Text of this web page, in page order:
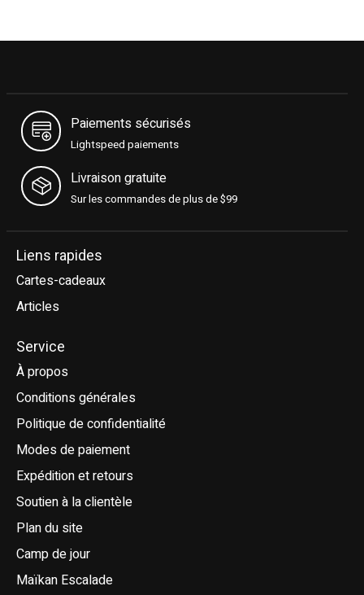
Paiements sécurisés
Lightspeed paiements
Livraison gratuite
Sur les commandes de plus de $99
Liens rapides
Cartes-cadeaux
Articles
Service
À propos
Conditions générales
Politique de confidentialité
Modes de paiement
Expédition et retours
Soutien à la clientèle
Plan du site
Camp de jour
Maïkan Escalade